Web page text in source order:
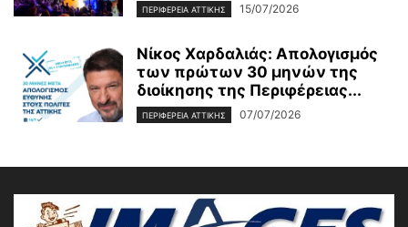
ΠΕΡΙΦΕΡΕΙΑ ΑΤΤΙΚΗΣ 15/07/2026
Νίκος Χαρδαλιάς: Απολογισμός
των πρώτων 30 μηνών της
διοίκησης της Περιφέρειας...
ΠΕΡΙΦΕΡΕΙΑ ΑΤΤΙΚΗΣ 07/07/2026